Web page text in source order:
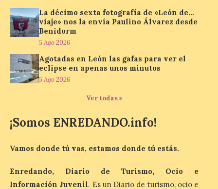
Nueva edición de León
de…viaje. Una iniciativa
organizado por la sección
Enróllate, la Asociación
Conceyu País Llionés y el Diario de
Turismo, Ocio e Información para
jóvenes “Enredando.info”. Eduardo
Morán nos envía desde la carretera […]
Camarzius fest: frente al
macroevento, un festival
que apuesta por el legado.
La décimo sexta fotografía de «León de…
viaje» nos la envía Paulino Álvarez desde
Benidorm
5 Ago 2026
Agotadas en León las gafas para ver el
eclipse en apenas unos minutos
5 Ago 2026
Ver todas »
¡Somos ENREDANDO.info!
Vamos donde tú vas, estamos donde tú estás.
Enredando, Diario de Turismo, Ocio e
Información Juvenil. Es un Diario de turismo, ocio e